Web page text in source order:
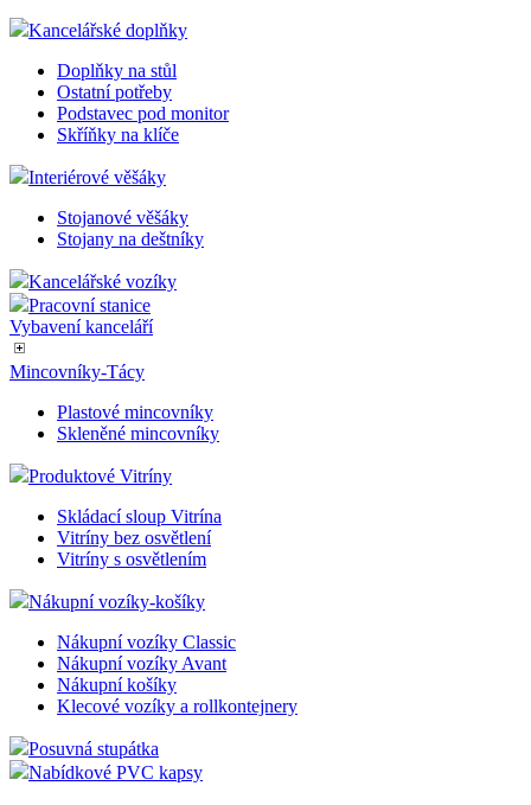
Kancelářské doplňky
Doplňky na stůl
Ostatní potřeby
Podstavec pod monitor
Skříňky na klíče
Interiérové věšáky
Stojanové věšáky
Stojany na deštníky
Kancelářské vozíky
Pracovní stanice
Vybavení kanceláří
Plastové mincovníky
Skleněné mincovníky
Produktové Vitríny
Skládací sloup Vitrína
Vitríny bez osvětlení
Vitríny s osvětlením
Nákupní vozíky-košíky